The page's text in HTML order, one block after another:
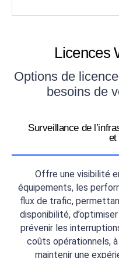
Licences
Options de
besoins de
Surveillance de
et
Offre une visibilité
équipements, les
flux de trafic,
disponibilité,
prévenir les
coûts opérationnels,
maintenir une